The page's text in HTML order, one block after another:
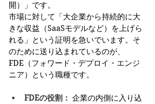
開）」です。
市場に対して「大企業から持続的に大
きな収益（SaaSモデルなど）を上げら
れる」という証明を急いでいます。そ
のために送り込まれているのが、
FDE（フォワード・デプロイ・エンジ
ニア）という職種です。
FDEの役割： 企業の内側に入り込